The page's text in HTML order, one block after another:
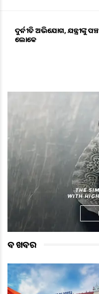
ଦୁର୍ନୀତି ଅଭିଯୋଗ, ଯନ୍ତ୍ରୀଙ୍କୁ
ଲୋକେ
ବଡ ଖବର